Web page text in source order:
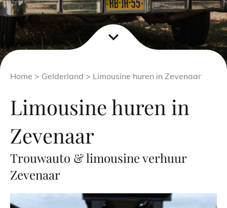
expand_more
Home > Gelderland > Limousine huren in Zevenaar
Limousine huren in
Zevenaar
Trouwauto & limousine verhuur
Zevenaar